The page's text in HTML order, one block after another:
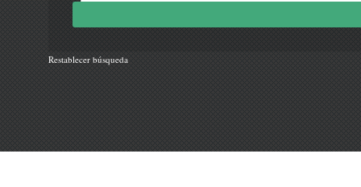
Restablecer búsqueda